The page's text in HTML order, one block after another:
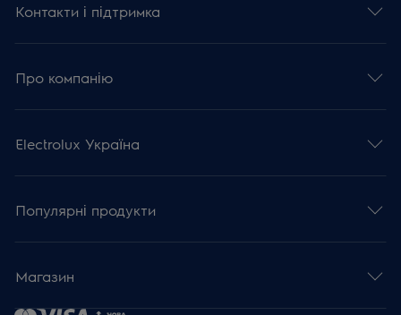
Контакти і підтримка
Про компанію
Electrolux Україна
Популярні продукти
Магазин